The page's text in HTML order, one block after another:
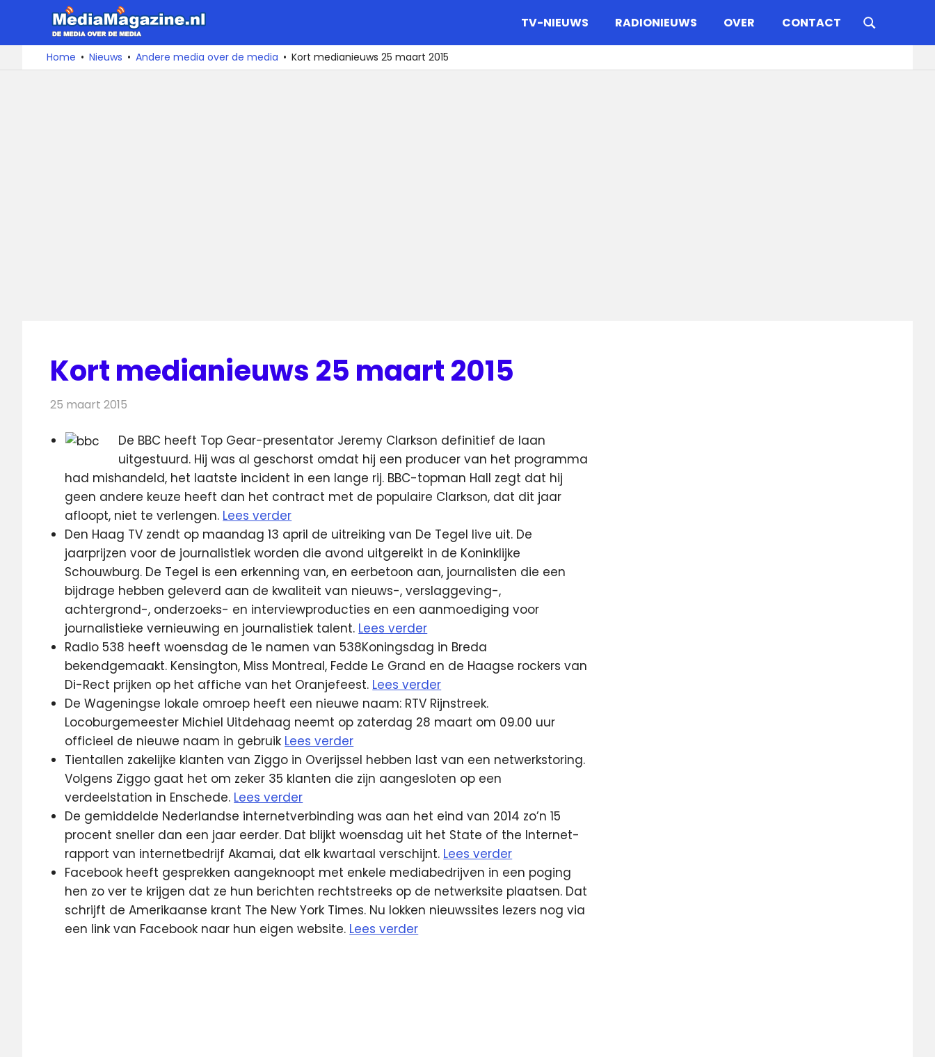
naar
De
media
over
TV-NIEUWS RADIONIEUWS OVER CONTACT
Home Nieuws Andere media over de media Kort medianieuws 25 maart 2015
Kort medianieuws 25 maart 2015
25 maart 2015
De BBC heeft Top Gear-presentator Jeremy Clarkson definitief de laan
uitgestuurd. Hij was al geschorst omdat hij een producer van het programma
had mishandeld, het laatste incident in een lange rij. BBC-topman Hall zegt dat hij
geen andere keuze heeft dan het contract met de populaire Clarkson, dat dit jaar
afloopt, niet te verlengen. Lees verder
Den Haag TV zendt op maandag 13 april de uitreiking van De Tegel live uit. De
jaarprijzen voor de journalistiek worden die avond uitgereikt in de Koninklijke
Schouwburg. De Tegel is een erkenning van, en eerbetoon aan, journalisten die een
bijdrage hebben geleverd aan de kwaliteit van nieuws-, verslaggeving-,
achtergrond-, onderzoeks- en interviewproducties en een aanmoediging voor
journalistieke vernieuwing en journalistiek talent. Lees verder
Radio 538 heeft woensdag de 1e namen van 538Koningsdag in Breda
bekendgemaakt. Kensington, Miss Montreal, Fedde Le Grand en de Haagse rockers van
Di-Rect prijken op het affiche van het Oranjefeest. Lees verder
De Wageningse lokale omroep heeft een nieuwe naam: RTV Rijnstreek.
Locoburgemeester Michiel Uitdehaag neemt op zaterdag 28 maart om 09.00 uur
officieel de nieuwe naam in gebruik Lees verder
Tientallen zakelijke klanten van Ziggo in Overijssel hebben last van een netwerkstoring.
Volgens Ziggo gaat het om zeker 35 klanten die zijn aangesloten op een
verdeelstation in Enschede. Lees verder
De gemiddelde Nederlandse internetverbinding was aan het eind van 2014 zo’n 15
procent sneller dan een jaar eerder. Dat blijkt woensdag uit het State of the Internet-
rapport van internetbedrijf Akamai, dat elk kwartaal verschijnt. Lees verder
Facebook heeft gesprekken aangeknoopt met enkele mediabedrijven in een poging
hen zo ver te krijgen dat ze hun berichten rechtstreeks op de netwerksite plaatsen. Dat
schrijft de Amerikaanse krant The New York Times. Nu lokken nieuwssites lezers nog via
een link van Facebook naar hun eigen website. Lees verder